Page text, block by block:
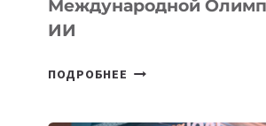
Международной
ИИ
ПОДРОБНЕЕ СБОРНАЯ